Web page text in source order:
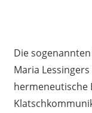
Die
Maria
hermeneutische